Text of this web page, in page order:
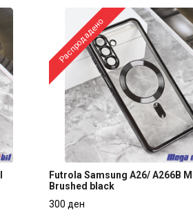
Распродадено
Futrola Samsung A26/ A266B
Futrola Samsung A26/ A266B
Brushed black
300 ден